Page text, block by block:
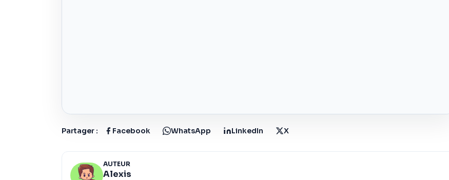
Partager : Facebook WhatsApp LinkedIn X
AUTEUR
Alexis